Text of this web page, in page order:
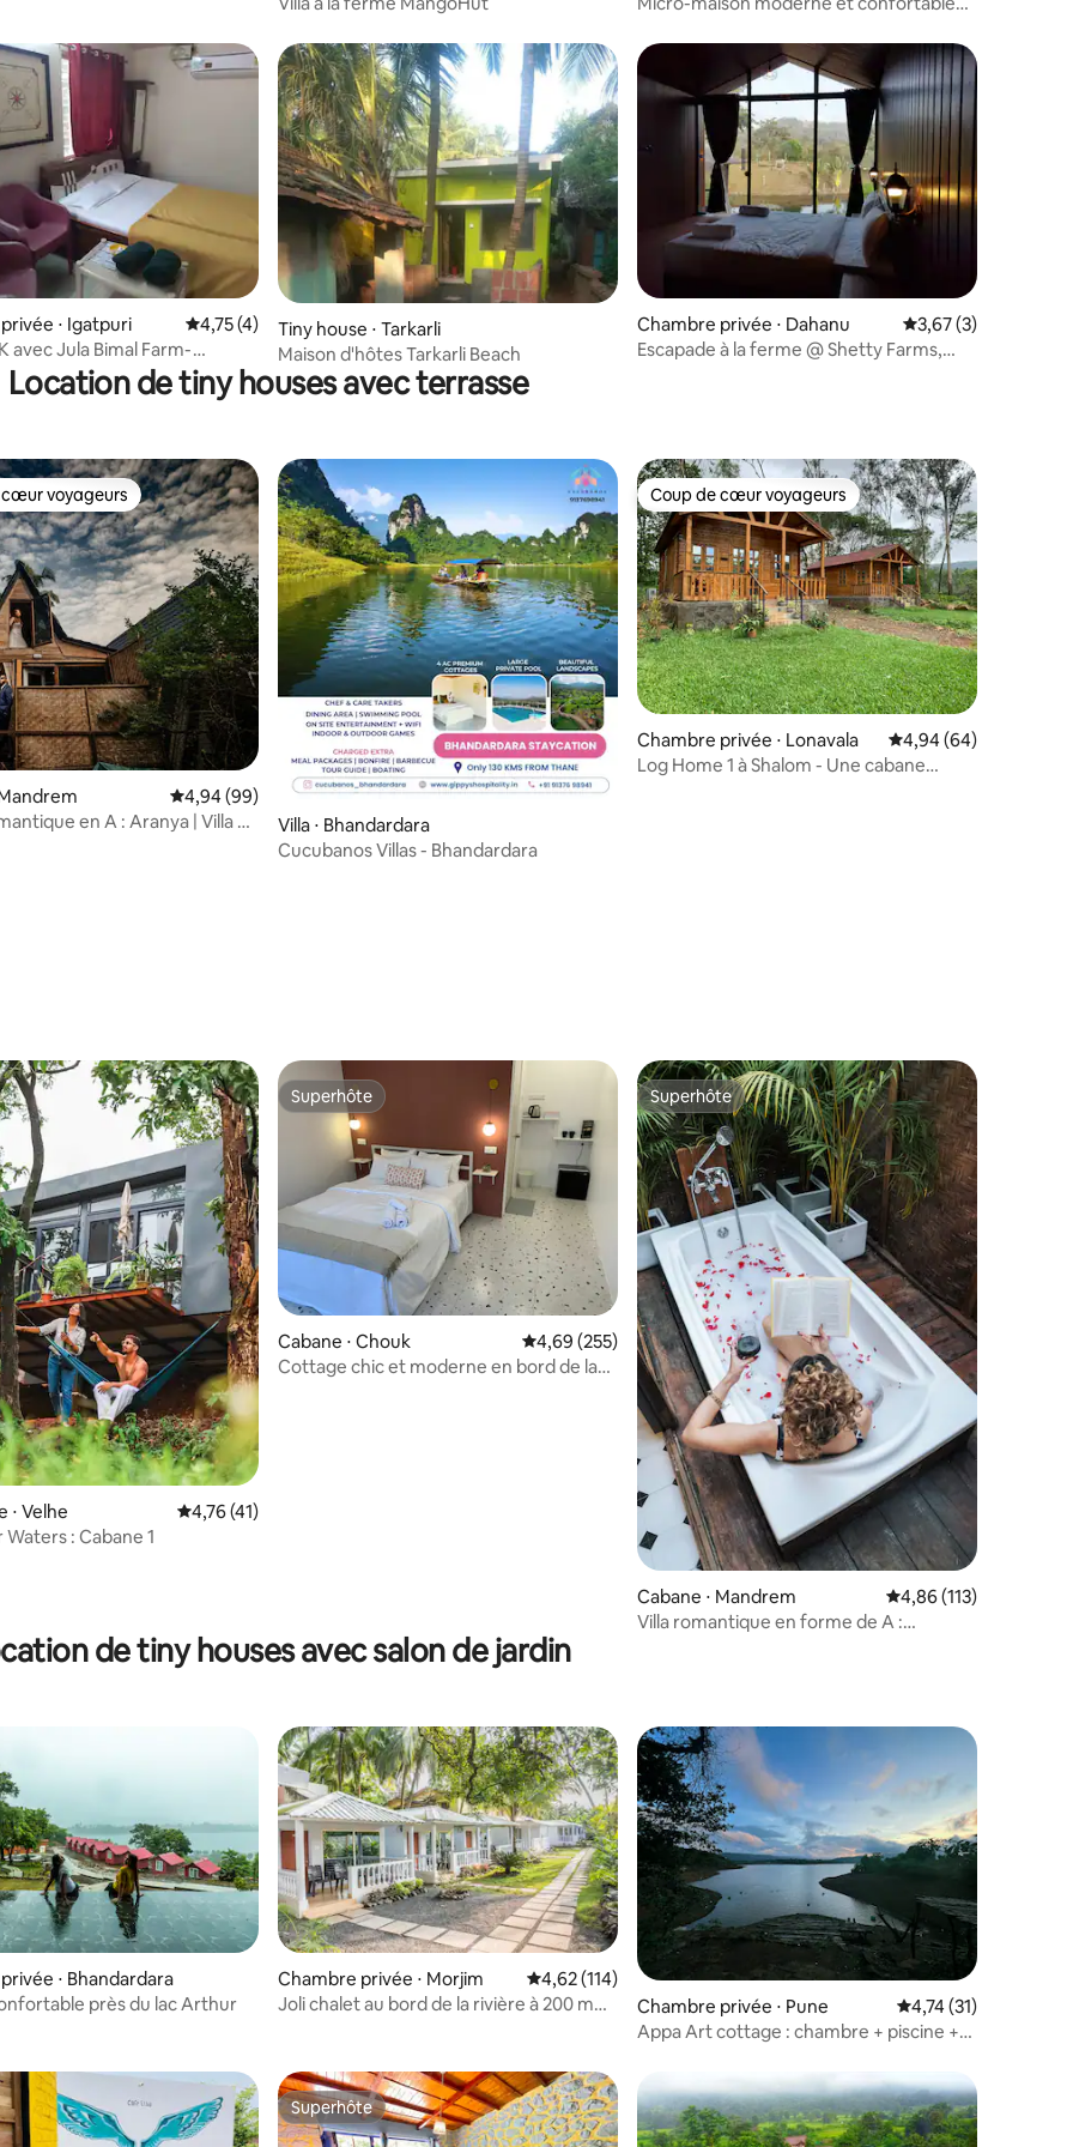
⋅ Igatpuri Évaluation moyenne sur la base de 4 commentaires : 4,75 sur 5
4,75 (4)
avec Jula Bimal Farm-
Hill
Tiny house ⋅ Tarkarli
Maison d'hôtes Tarkarli Beach
Chambre privée ⋅ Dahanu Évaluation
3,67 (3)
Escapade à la ferme @ Shetty Farms,
Location de tiny houses avec terrasse
base de 98 commentaires : 4,92 sur 5
voyageurs
voyageurs
Évaluation moyenne sur la base de 99 commentaires : 4,94 sur 5
4,94 (99)
en A : Aranya | Villa de
Villa ⋅ Bhandardara
Cucubanos Villas - Bhandardara
Coup de cœur voyageurs
Coup de cœur voyageurs
Chambre privée ⋅ Lonavala Évaluation moyenne
4,94 (64)
Log Home 1 à Shalom - Une cabane
⋅ Velhe Évaluation moyenne sur la base de 41 commentaires : 4,76 sur 5
4,76 (41)
: Cabane 1
Superhôte
Superhôte
Cabane ⋅ Chouk Évaluation moyenne sur la base de 255 commentaires : 4,69 sur 5
4,69 (255)
Cottage chic et moderne en bord de lac
Superhôte
Superhôte
Cabane ⋅ Mandrem Évaluation moyenne
4,86 (113)
Villa romantique en forme de A :
de tiny houses avec salon de jardin
⋅ Bhandardara
près du lac Arthur
Chambre privée ⋅ Morjim Évaluation moyenne sur la base de 114 commentaires : 4,62 sur 5
4,62 (114)
Joli chalet au bord de la rivière à 200 m
Chambre privée ⋅ Pune Évaluation moyenne
4,74 (31)
Appa Art cottage : chambre + piscine +
Superhôte
Superhôte